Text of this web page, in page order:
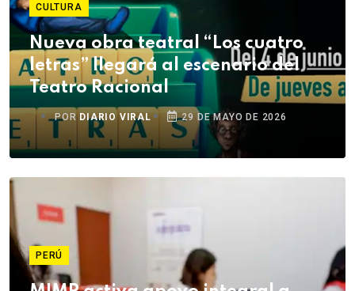
CULTURA
Nueva obra teatral “Los cuatro
letras” llegará al escenario del
Teatro Racional
POR DIARIO VIRAL 29 DE MAYO DE 2026
PERÚ